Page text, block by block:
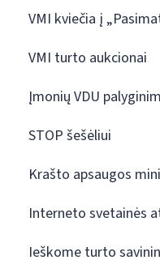
VMI kviečia į
VMI turto aukcionai
Įmonių VDU
STOP šešėliui
Krašto apsaugos
Interneto svetainės
Ieškome turto